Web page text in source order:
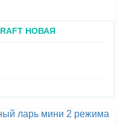
НОВАЯ